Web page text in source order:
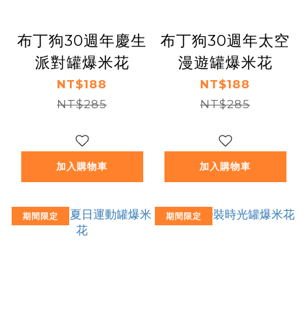
布丁狗30週年慶生
派對罐爆米花
NT$188
NT$285
加入購物車
布丁狗30週年太空
漫遊罐爆米花
NT$188
NT$285
加入購物車
期間限定 期間限定